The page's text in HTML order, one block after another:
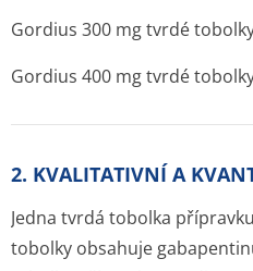
Gordius 300 mg tvrdé
Gordius 400 mg tvrdé
2. KVALITATIVNÍ A
Jedna tvrdá tobolka přípravku
tobolky obsahuje